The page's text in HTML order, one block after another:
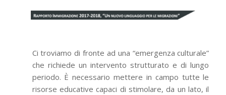
Ci troviamo di fronte ad una “emergenza culturale”
che richiede un intervento strutturato e di lungo
periodo. È necessario mettere in campo tutte le
risorse educative capaci di stimolare, da un lato, il